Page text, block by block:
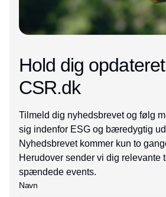
Hold dig
CSR.dk
Tilmeld dig nyhedsbrevet og følg
sig indenfor ESG og bæredygtig
Nyhedsbrevet kommer kun to
Herudover sender vi dig relevante
spændede events.
Navn